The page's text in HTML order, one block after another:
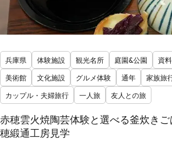
兵庫県 体験施設 観光名所 庭園&公園 資
美術館
文化施設 グルメ体験 通年
家族旅
カップル・夫婦旅行
一人旅 友人との旅
赤穂雲火焼陶芸体験と選べる釜炊き
穂緞通工房見学